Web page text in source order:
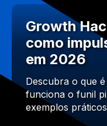
Growth
como
em 2026
Descubra o que
funciona o funil
exemplos